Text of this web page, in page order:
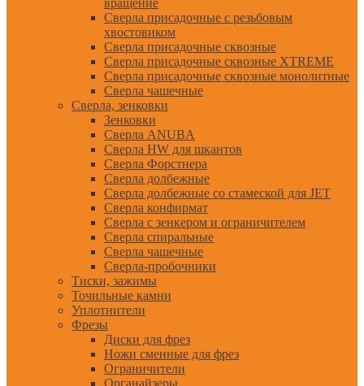
вращение
Сверла присадочные с резьбовым
хвостовиком
Сверла присадочные сквозные
Сверла присадочные сквозные XTREME
Сверла присадочные сквозные монолитные
Сверла чашечные
Сверла, зенковки
Зенковки
Сверла ANUBA
Сверла HW для шкантов
Сверла Форстнера
Сверла долбежные
Сверла долбежные со стамеской для JET
Сверла конфирмат
Сверла с зенкером и ограничителем
Сверла спиральные
Сверла чашечные
Сверла-пробочники
Тиски, зажимы
Точильные камни
Уплотнители
Фрезы
Диски для фрез
Ножи сменные для фрез
Ограничители
Органайзеры